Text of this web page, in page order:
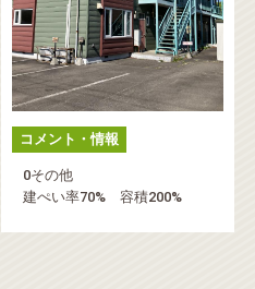
コメント・情報
0その他
建ぺい率70% 容積200%